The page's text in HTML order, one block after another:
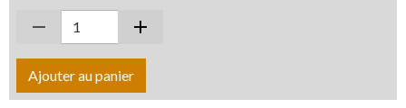
Ajouter au panier